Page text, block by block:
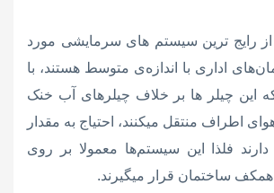
رایج ترین سیستم های سرمایشی مورد
اداری با اندازه‌ی متوسط هستند، با
این چیلر ها بر خلاف چیلرهای آب خنک
اطراف منتقل میکنند، احتیاج به مقدار
دارند فلذا این سیستم‌ها معمولا بر روی
ساختمان قرار میگیرند.